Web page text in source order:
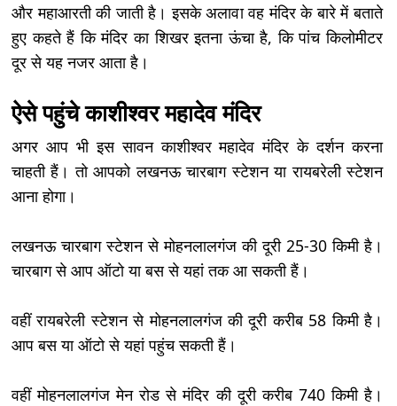
और महाआरती की जाती है। इसके अलावा वह मंदिर के बारे में बताते
हुए कहते हैं कि मंदिर का शिखर इतना ऊंचा है, कि पांच किलोमीटर
दूर से यह नजर आता है।
ऐसे पहुंचे काशीश्वर महादेव मंदिर
अगर आप भी इस सावन काशीश्वर महादेव मंदिर के दर्शन करना
चाहती हैं। तो आपको लखनऊ चारबाग स्टेशन या रायबरेली स्टेशन
आना होगा।
लखनऊ चारबाग स्टेशन से मोहनलालगंज की दूरी 25-30 किमी है।
चारबाग से आप ऑटो या बस से यहां तक आ सकती हैं।
वहीं रायबरेली स्टेशन से मोहनलालगंज की दूरी करीब 58 किमी है।
आप बस या ऑटो से यहां पहुंच सकती हैं।
वहीं मोहनलालगंज मेन रोड से मंदिर की दूरी करीब 740 किमी है।